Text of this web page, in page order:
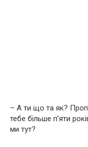
– А ти що та як?
тебе більше п’яти
ми тут?